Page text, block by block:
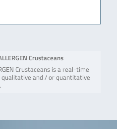
Crustaceans
Crustaceans is a real-time
qualitative and / or quantitative